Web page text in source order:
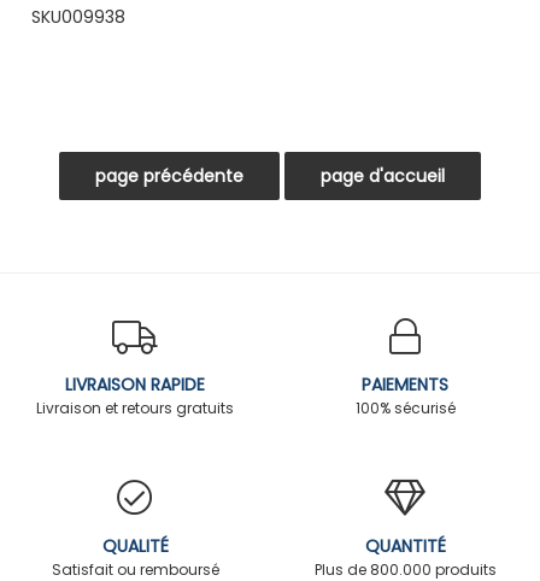
SKU009938
LIVRAISON RAPIDE
Livraison et retours gratuits
PAIEMENTS
100% sécurisé
QUALITÉ
Satisfait ou remboursé
QUANTITÉ
Plus de 800.000 produits